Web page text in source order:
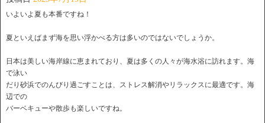
いよいよ夏も本番ですね！
夏といえばまず海を思い浮かべる方は多いのではないでしょうか。
日本は美しい海岸線に恵まれており、夏は多くの人々が海水浴に訪れます。海
で泳い
だり砂浜でのんびり過ごすことは、ストレス解消やリラックスに最適です。海
辺での
バーベキューや散歩も楽しいですね。